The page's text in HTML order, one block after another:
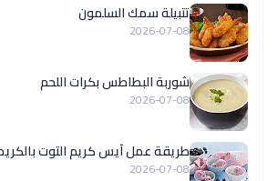
تتبيلة سمك السلمون
2026-07-08
شوربة البطاطس بكرات اللحم
2026-07-08
طريقة عمل آيس كريم التوت
2026-07-08